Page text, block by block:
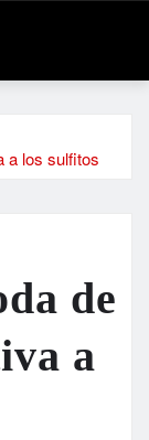
a los sulfitos
de
a